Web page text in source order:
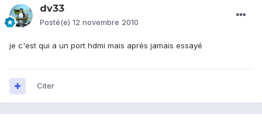
dv33
Posté(e) 12 novembre 2010
je c'est qui a un port hdmi mais après jamais essayé
Citer